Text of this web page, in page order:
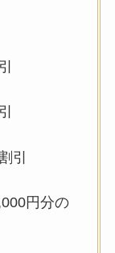
引
円分の